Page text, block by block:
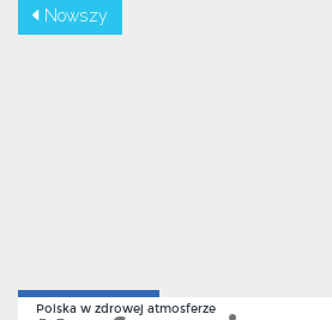
Nowszy
Polska w zdrowej atmosferze